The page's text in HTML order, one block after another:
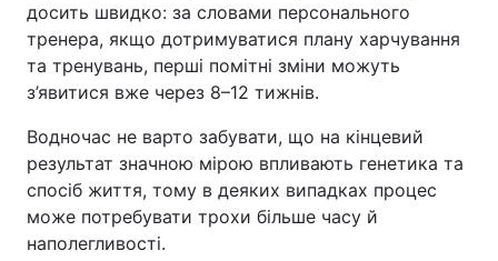
досить швидко: за словами персонального
тренера, якщо дотримуватися плану харчування
та тренувань, перші помітні зміни можуть
з’явитися вже через 8–12 тижнів.
Водночас не варто забувати, що на кінцевий
результат значною мірою впливають генетика та
спосіб життя, тому в деяких випадках процес
може потребувати трохи більше часу й
наполегливості.